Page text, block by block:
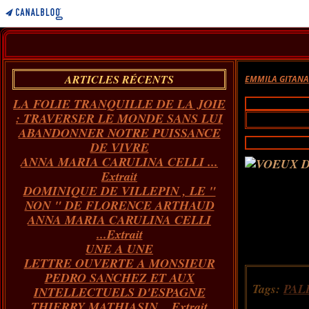
ARTICLES RÉCENTS
LA FOLIE TRANQUILLE DE LA JOIE
: TRAVERSER LE MONDE SANS LUI
ABANDONNER NOTRE PUISSANCE
DE VIVRE
ANNA MARIA CARULINA CELLI ...
Extrait
DOMINIQUE DE VILLEPIN , LE "
NON " DE FLORENCE ARTHAUD
ANNA MARIA CARULINA CELLI
...Extrait
UNE A UNE
LETTRE OUVERTE A MONSIEUR
PEDRO SANCHEZ ET AUX
INTELLECTUELS D'ESPAGNE
EMMILA GITANA
Tags: